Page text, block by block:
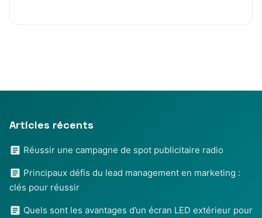
Articles récents
Réussir une campagne de spot publicitaire radio
Principaux défis du lead management en marketing :
clés pour réussir
Quels sont les avantages d’un écran LED extérieur pour